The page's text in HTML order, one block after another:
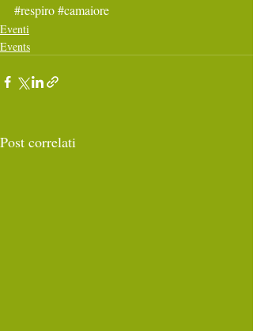
#respiro#camaiore
Eventi
Events
Post correlati